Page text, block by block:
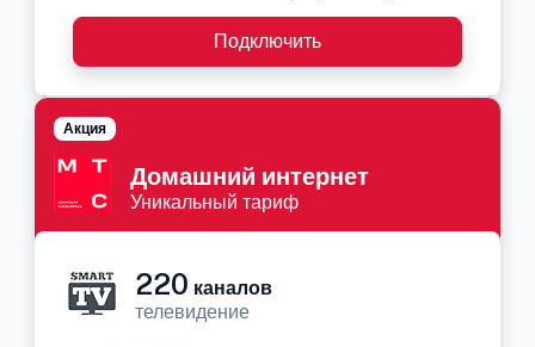
Подключить
Домашний интернет
Уникальный тариф
Акция
220 каналов
телевидение